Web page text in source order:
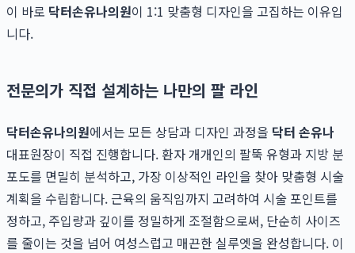
이 바로 닥터손유나의원이 1:1 맞춤형 디자인을 고집하는 이유입
니다.
전문의가 직접 설계하는 나만의 팔 라인
닥터손유나의원에서는 모든 상담과 디자인 과정을 닥터 손유나
대표원장이 직접 진행합니다. 환자 개개인의 팔뚝 유형과 지방 분
포도를 면밀히 분석하고, 가장 이상적인 라인을 찾아 맞춤형 시술
계획을 수립합니다. 근육의 움직임까지 고려하여 시술 포인트를
정하고, 주입량과 깊이를 정밀하게 조절함으로써, 단순히 사이즈
를 줄이는 것을 넘어 여성스럽고 매끈한 실루엣을 완성합니다. 이